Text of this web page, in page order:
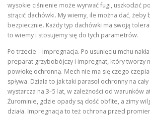
wysokie ciśnienie może wyrwać fugi, uszkodzić
strącić dachówki. My wiemy, ile można dać, żeby
bezpiecznie. Każdy typ dachówki ma swoją
to wiemy i stosujemy się do tych parametrów.
Po trzecie – impregnacja. Po usunięciu mchu
preparat grzybobójczy i impregnat, który tworzy
powłokę ochronną. Mech nie ma się czego
spływa. Działa to jak taki parasol ochronny na
wystarcza na 3–5 lat, w zależności od warunków
Żurominie, gdzie opady są dość obfite, a zimy
działa. Impregnacja to też ochrona przed